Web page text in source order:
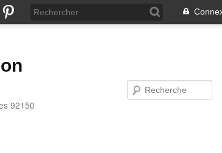
92150